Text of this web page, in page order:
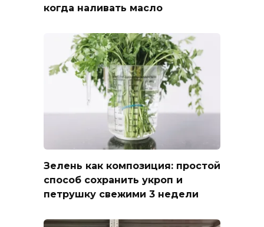
когда наливать масло
Зелень как композиция: простой
способ сохранить укроп и
петрушку свежими 3 недели